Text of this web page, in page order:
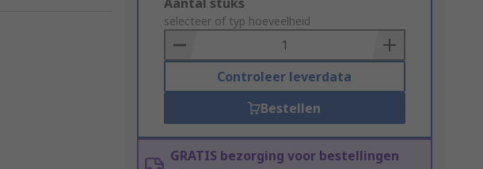
to
Basket
selecteer of typ hoeveelheid
Controleer leverdata
Bestellen
GRATIS bezorging voor bestellingen